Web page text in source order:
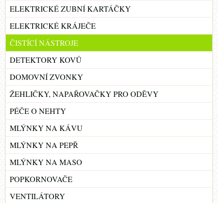
ELEKTRICKÉ ZUBNÍ KARTÁČKY
ELEKTRICKÉ KRÁJEČE
ČISTÍCÍ NÁSTROJE
DETEKTORY KOVŮ
DOMOVNÍ ZVONKY
ŽEHLIČKY, NAPAŘOVAČKY PRO ODĚVY
PÉČE O NEHTY
MLÝNKY NA KÁVU
MLÝNKY NA PEPŘ
MLÝNKY NA MASO
POPKORNOVAČE
VENTILÁTORY